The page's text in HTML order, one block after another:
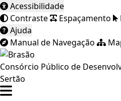
Acessibilidade
Contraste
Espaçamento
Ajuda
Manual de Navegação
Consórcio Público de
Sertão